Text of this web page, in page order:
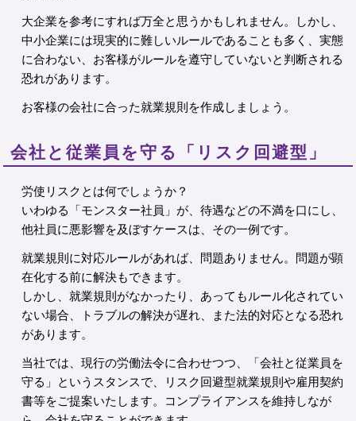
大企業を参考にすれば万全と思うかもしれません。しかし、
中小企業には現実的に難しいルールであることも多く、実態
に合わない、お客様がルールを遵守していないと判断される
恐れがあります。
お客様の会社に合った就業規則を作成しましょう。
会社と従業員を守る「リスク回避型」
労使リスクとは何でしょうか？
いわゆる「モンスター社員」が、待遇などの不満を口にし、
他社員に悪影響を及ぼすケースは、その一例です。
就業規則に対応ルールがあれば、問題ありません。問題が顕
在化する前に解決もできます。
しかし、就業規則がなかったり、あってもルール化されてい
ない場合、トラブルの解決が遅れ、また法的対応となる恐れ
があります。
当社では、現行の労働法令に合わせつつ、「会社と従業員を
守る」というスタンスで、リスク回避型就業規則や雇用契約
書等をご提案いたします。コンプライアンスを維持しなが